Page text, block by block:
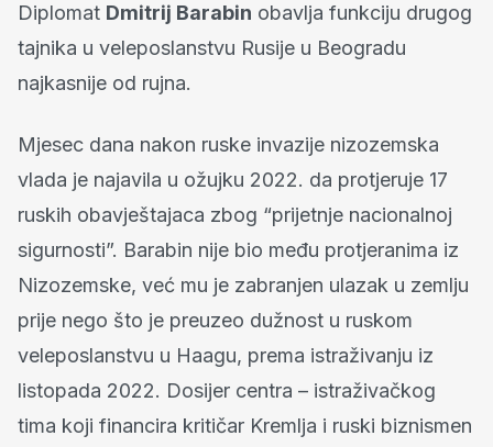
Diplomat Dmitrij Barabin obavlja funkciju drugog
tajnika u veleposlanstvu Rusije u Beogradu
najkasnije od rujna.
Mjesec dana nakon ruske invazije nizozemska
vlada je najavila u ožujku 2022. da protjeruje 17
ruskih obavještajaca zbog “prijetnje nacionalnoj
sigurnosti”. Barabin nije bio među protjeranima iz
Nizozemske, već mu je zabranjen ulazak u zemlju
prije nego što je preuzeo dužnost u ruskom
veleposlanstvu u Haagu, prema istraživanju iz
listopada 2022. Dosijer centra – istraživačkog
tima koji financira kritičar Kremlja i ruski biznismen